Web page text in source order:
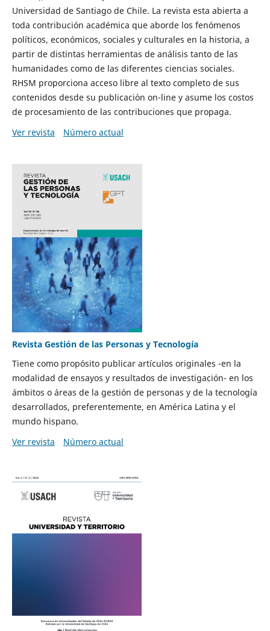
Universidad de Santiago de Chile. La revista esta abierta a
toda contribución académica que aborde los fenómenos
políticos, económicos, sociales y culturales en la historia, a
partir de distintas herramientas de análisis tanto de las
humanidades como de las diferentes ciencias sociales.
RHSM proporciona acceso libre al texto completo de sus
contenidos desde su publicación on-line y asume los costos
de procesamiento de las contribuciones que propaga.
Ver revista
Número actual
Revista Gestión de las Personas y Tecnología
Tiene como propósito publicar artículos originales -en la
modalidad de ensayos y resultados de investigación- en los
ámbitos o áreas de la gestión de personas y de la tecnología
desarrollados, preferentemente, en América Latina y el
mundo hispano.
Ver revista
Número actual